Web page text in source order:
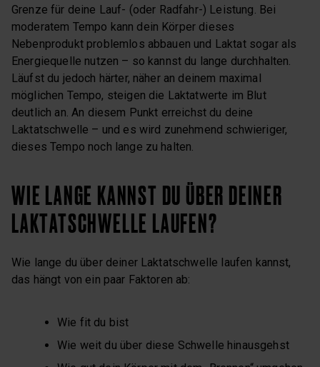
Grenze für deine Lauf- (oder Radfahr-) Leistung. Bei
moderatem Tempo kann dein Körper dieses
Nebenprodukt problemlos abbauen und Laktat sogar als
Energiequelle nutzen – so kannst du lange durchhalten.
Läufst du jedoch härter, näher an deinem maximal
möglichen Tempo, steigen die Laktatwerte im Blut
deutlich an. An diesem Punkt erreichst du deine
Laktatschwelle – und es wird zunehmend schwieriger,
dieses Tempo noch lange zu halten.
WIE LANGE KANNST DU ÜBER DEINER
LAKTATSCHWELLE LAUFEN?
Wie lange du über deiner Laktatschwelle laufen kannst,
das hängt von ein paar Faktoren ab:
Wie fit du bist
Wie weit du über diese Schwelle hinausgehst